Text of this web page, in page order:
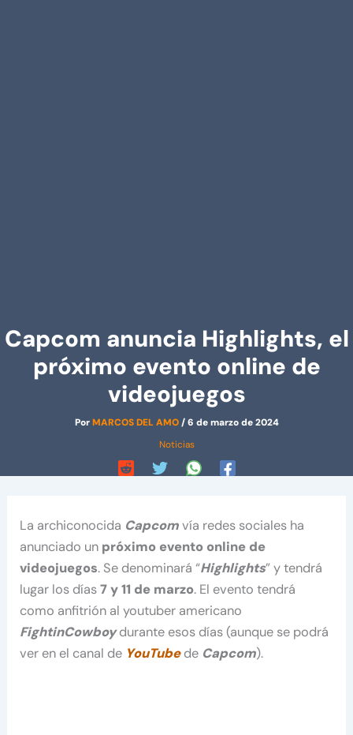
Capcom anuncia Highlights, el
próximo evento online de
videojuegos
PorMARCOS DEL AMO/6 de marzo de 2024
Noticias
La archiconocida Capcomvía redes sociales ha
anunciado un próximo evento online de
videojuegos. Se denominará “Highlights” y tendrá
lugar los días7 y 11 de marzo. El evento tendrá
como anfitrión al youtuber americano
FightinCowboydurante esos días (aunque se podrá
ver en el canal de YouTubede Capcom).